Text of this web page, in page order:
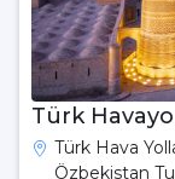
Türk
Türk Hava
Özbekistan